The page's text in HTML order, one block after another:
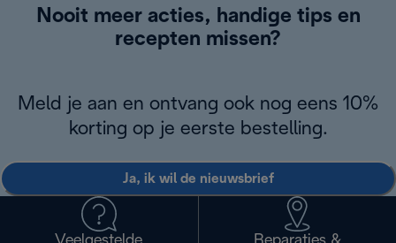
Nooit meer acties, handige tips en
recepten missen?
Meld je aan en ontvang ook nog eens 10%
korting op je eerste bestelling.
Ja, ik wil de nieuwsbrief